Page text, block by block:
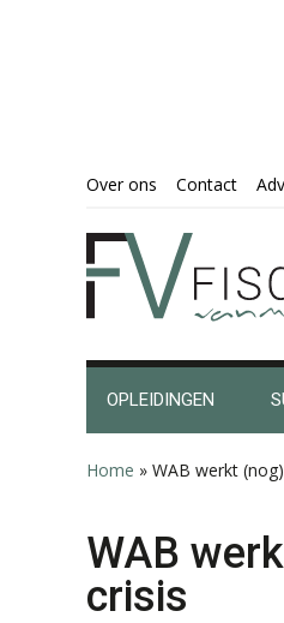
hoofdnavigatie
Over ons Contact
OPLEIDINGEN
Home » WAB werkt
WAB
crisis